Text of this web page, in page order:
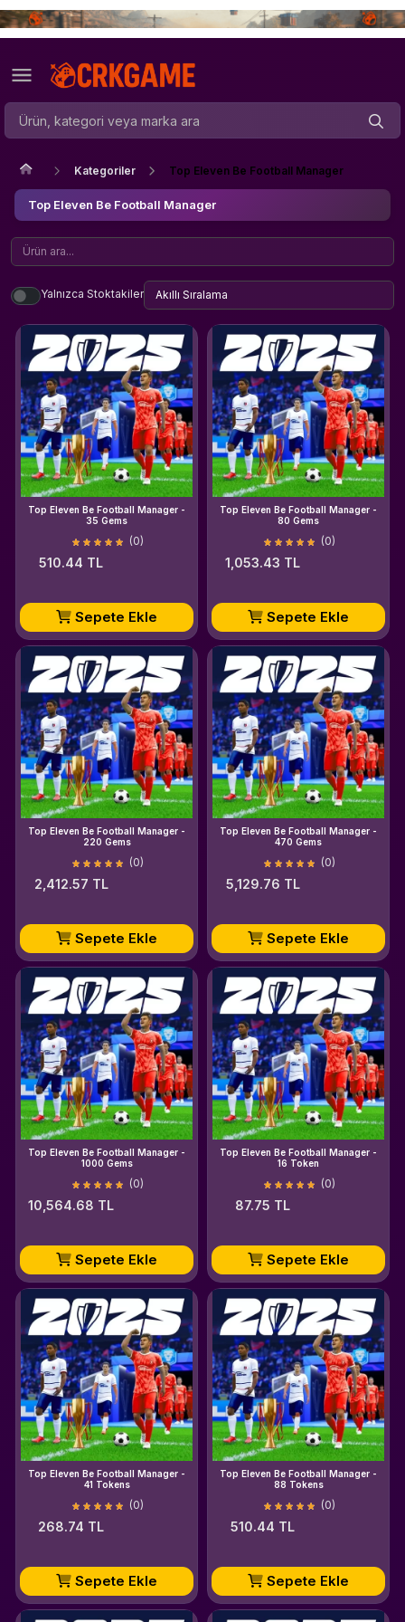
Kategoriler Top Eleven Be Football Manager
Top Eleven Be Football Manager
Yalnızca Stoktakiler
Top Eleven Be Football Manager -
35 Gems
(0)
510.44 TL
Sepete Ekle
Top Eleven Be Football Manager -
80 Gems
(0)
1,053.43 TL
Sepete Ekle
Top Eleven Be Football Manager -
220 Gems
(0)
2,412.57 TL
Sepete Ekle
Top Eleven Be Football Manager -
470 Gems
(0)
5,129.76 TL
Sepete Ekle
Top Eleven Be Football Manager -
1000 Gems
(0)
10,564.68 TL
Sepete Ekle
Top Eleven Be Football Manager -
16 Token
(0)
87.75 TL
Sepete Ekle
Top Eleven Be Football Manager -
41 Tokens
(0)
268.74 TL
Sepete Ekle
Top Eleven Be Football Manager -
88 Tokens
(0)
510.44 TL
Sepete Ekle